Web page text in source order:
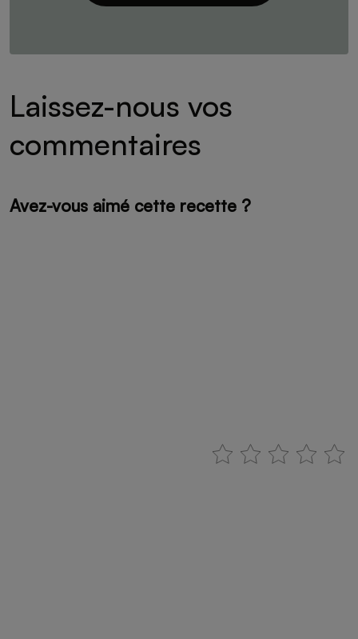
Laissez-nous vos
commentaires
Avez-vous aimé cette recette ?